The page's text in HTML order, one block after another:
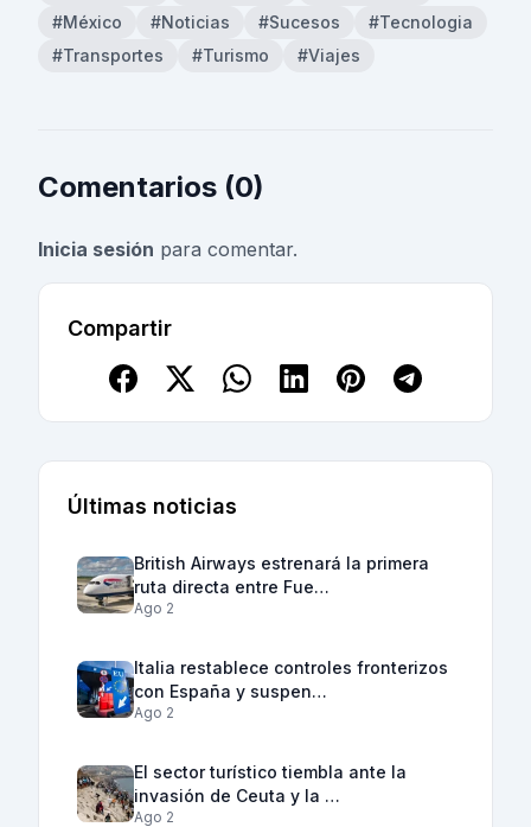
#México
#Noticias #Sucesos
#Tecnologia
#Transportes
#Turismo #Viajes
Comentarios (0)
Inicia sesión para comentar.
Compartir
Últimas noticias
British Airways estrenará la primera
ruta directa entre Fue…
Ago 2
Italia restablece controles fronterizos
con España y suspen…
Ago 2
El sector turístico tiembla ante la
invasión de Ceuta y la …
Ago 2